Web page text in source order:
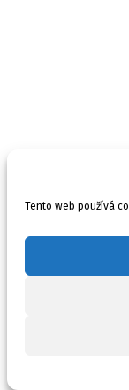
Tento web používá